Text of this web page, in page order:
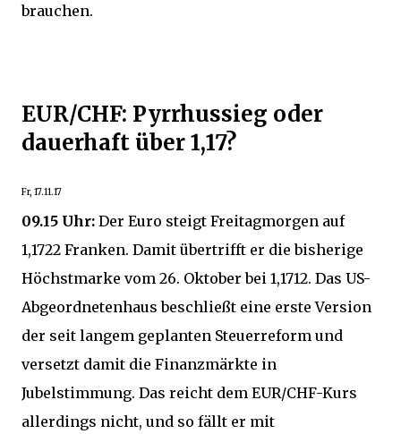
brauchen.
EUR/CHF: Pyrrhussieg oder
dauerhaft über 1,17?
Fr, 17.11.17
09.15 Uhr: Der Euro steigt Freitagmorgen auf
1,1722 Franken. Damit übertrifft er die bisherige
Höchstmarke vom 26. Oktober bei 1,1712. Das US-
Abgeordnetenhaus beschließt eine erste Version
der seit langem geplanten Steuerreform und
versetzt damit die Finanzmärkte in
Jubelstimmung. Das reicht dem EUR/CHF-Kurs
allerdings nicht, und so fällt er mit